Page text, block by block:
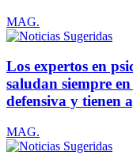
MAG.
Los expertos en
saludan siempre
defensiva y tienen
MAG.